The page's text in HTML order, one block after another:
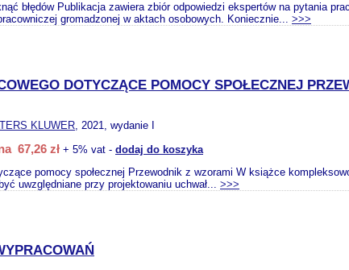
błędów Publikacja zawiera zbiór odpowiedzi ekspertów na pytania
gromadzonej w aktach osobowych. Koniecznie... >>>
DOTYCZĄCE POMOCY SPOŁECZNEJ
KLUWER, 2021, wydanie I
67,26 zł + 5% vat - dodaj do koszyka
pomocy społecznej Przewodnik z wzorami W książce
uwzględniane przy projektowaniu uchwał... >>>